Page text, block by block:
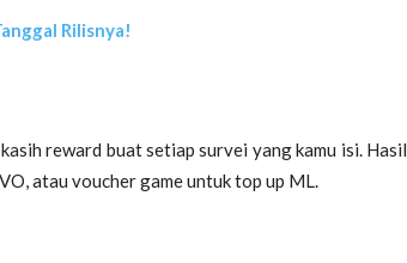
Rilisnya!
reward buat setiap survei yang kamu isi. Hasil
atau voucher game untuk top up ML.